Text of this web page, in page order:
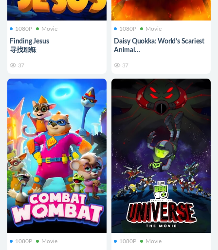
1080P Movie
Finding Jesus
寻找耶稣
37
1080P Movie
Daisy Quokka: World’s Scariest
Animal
37
1080P Movie 1080P Movie